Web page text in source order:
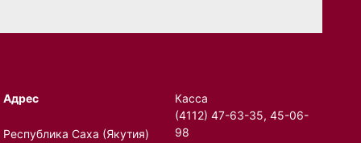
Адрес
Республика Саха (Якутия)
Касса
(4112) 47-63-35, 45-06-
98